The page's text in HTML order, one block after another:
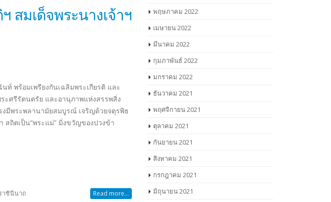
พฤษภาคม 2022
เมษายน 2022
มีนาคม 2022
กุมภาพันธ์ 2022
มกราคม 2022
ธันวาคม 2021
พฤศจิกายน 2021
ตุลาคม 2021
กันยายน 2021
สิงหาคม 2021
กรกฎาคม 2021
มิถุนายน 2021